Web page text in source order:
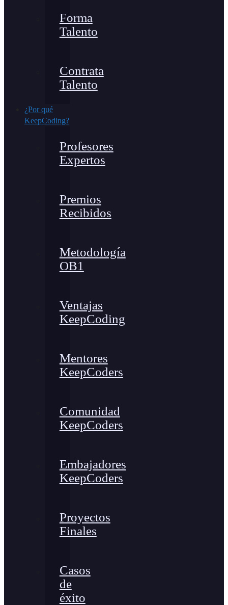
Forma
Talento
Contrata
Talento
¿Por qué
KeepCoding?
Profesores
Expertos
Premios
Recibidos
Metodología
OB1
Ventajas
KeepCoding
Mentores
KeepCoders
Comunidad
KeepCoders
Embajadores
KeepCoders
Proyectos
Finales
Casos
de
éxito